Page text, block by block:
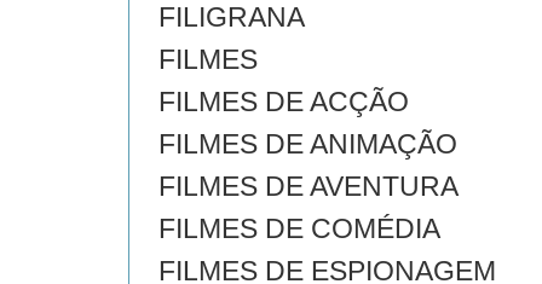
FILIGRANA
FILMES
FILMES DE ACÇÃO
FILMES DE ANIMAÇÃO
FILMES DE AVENTURA
FILMES DE COMÉDIA
FILMES DE ESPIONAGEM